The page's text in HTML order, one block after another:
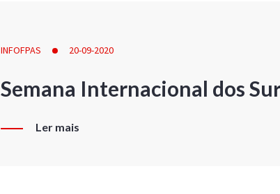
INFOFPAS 20-09-2020
Semana Internacional dos
Ler mais